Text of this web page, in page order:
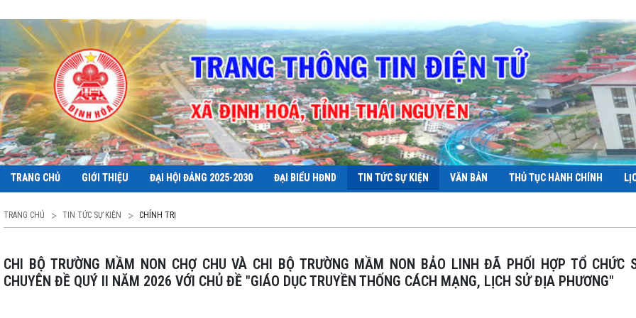
TRANG CHỦ GIỚI THIỆU ĐẠI HỘI ĐẢNG 2025-2030 ĐẠI BIỂU HĐND TIN TỨC SỰ KIỆN VĂN BẢN THỦ TỤC HÀNH CHÍNH
TRANG CHỦ TIN TỨC SỰ KIỆN CHÍNH TRỊ
CHI BỘ TRƯỜNG MẦM NON CHỢ CHU VÀ CHI BỘ TRƯỜNG MẦM NON BẢO LINH ĐÃ PHỐI HỢP TỔ CHỨC SINH HOẠT
CHUYÊN ĐỀ QUÝ II NĂM 2026 VỚI CHỦ ĐỀ "GIÁO DỤC TRUYỀN THỐNG CÁCH MẠNG, LỊCH SỬ ĐỊA PHƯƠNG"